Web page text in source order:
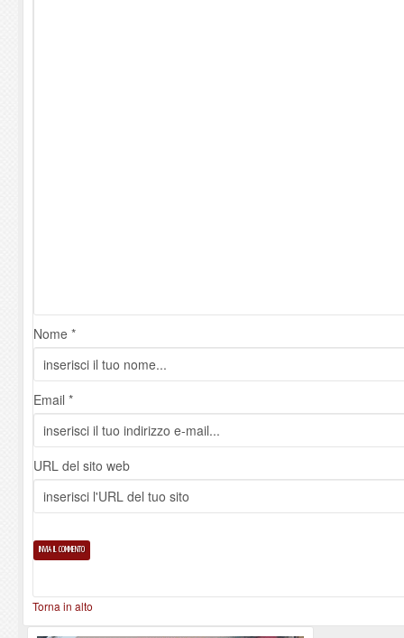
Nome *
Email *
URL del sito web
Torna in alto